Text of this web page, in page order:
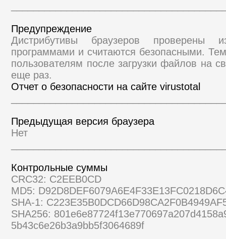
Предупреждение
Дистрибутивы браузеров проверены
программами и считаются безопасными.
пользователям после загрузки файлов на
еще раз.
Отчет о безопасности на сайте virustotal
Предыдущая версия браузера
Нет
Контрольные суммы
CRC32: C2EEB0CD
MD5:
SHA-1:
SHA256:
5b43c6e26b3a9bb5f3064689f